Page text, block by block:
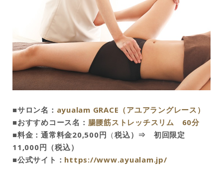
■サロン名： ayualam GRACE（アユアラングレース）
■おすすめコース名： 腸腰筋ストレッチスリム 60分
■料金：通常料金20,500円 （税込）⇒ 初回限定
11,000円（税込）
■公式サイト： https://www.ayualam.jp/